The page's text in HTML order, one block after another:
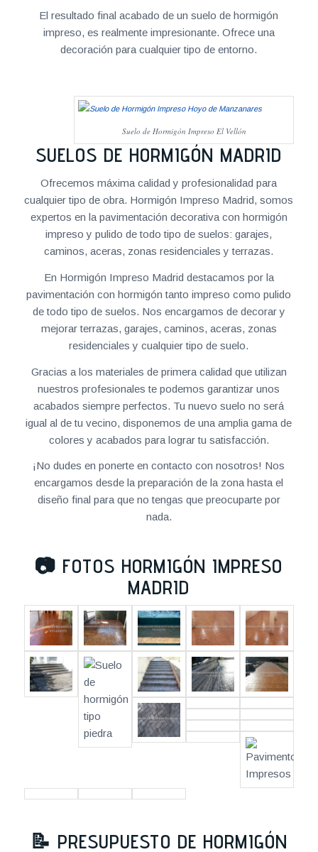
El resultado final acabado de un suelo de hormigón
impreso, es realmente impresionante. Ofrece una
decoración para cualquier tipo de entorno.
Suelo de Hormigón Impreso El Vellón
SUELOS DE HORMIGÓN MADRID
Ofrecemos máxima calidad y profesionalidad para
cualquier tipo de obra. Hormigón Impreso Madrid, somos
expertos en la pavimentación decorativa con hormigón
impreso y pulido de todo tipo de suelos: garajes,
caminos, aceras, zonas residenciales y terrazas.
En Hormigón Impreso Madrid destacamos por la
pavimentación con hormigón tanto impreso como pulido
de todo tipo de suelos. Nos encargamos de decorar y
mejorar terrazas, garajes, caminos, aceras, zonas
residenciales y cualquier tipo de suelo.
Gracias a los materiales de primera calidad que utilizan
nuestros profesionales te podemos garantizar unos
acabados siempre perfectos. Tu nuevo suelo no será
igual al de tu vecino, disponemos de una amplia gama de
colores y acabados para lograr tu satisfacción.
¡No dudes en ponerte en contacto con nosotros! Nos
encargamos desde la preparación de la zona hasta el
diseño final para que no tengas que preocuparte por
nada.
📷 FOTOS HORMIGÓN IMPRESO
MADRID
📝 PRESUPUESTO DE HORMIGÓN